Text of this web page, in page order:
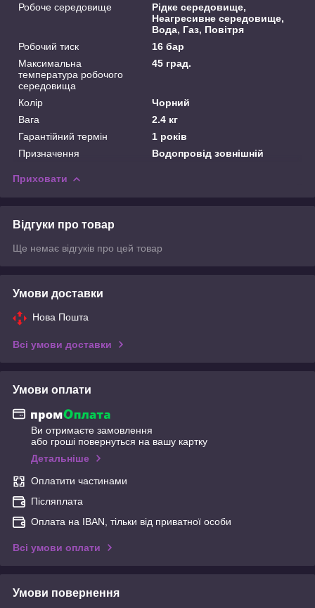
Робоче середовище
Рідке середовище,
Неагресивне середовище,
Вода, Газ, Повітря
Робочий тиск
16 бар
Максимальна
температура робочого
середовища
45 град.
Колір
Чорний
Вага
2.4 кг
Гарантійний термін
1 років
Призначення
Водопровід зовнішній
Приховати
Відгуки про товар
Ще немає відгуків про цей товар
Умови доставки
Нова Пошта
Всі умови доставки
Умови оплати
Ви отримаєте замовлення
або гроші повернуться на вашу картку
Детальніше
Оплатити частинами
Післяплата
Оплата на IBAN, тільки від приватної особи
Всі умови оплати
Умови повернення